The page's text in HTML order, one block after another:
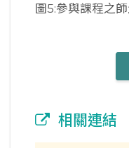
圖5:參與課程之
相關連結